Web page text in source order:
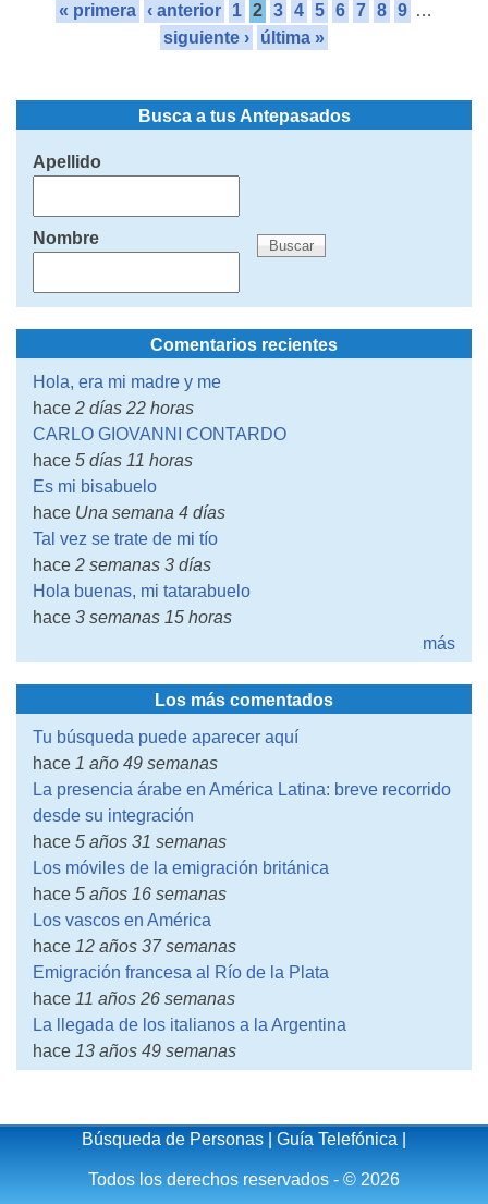
« primera ‹ anterior 1 2 3 4 5 6 7 8 9 …
siguiente ›
última »
Busca a tus Antepasados
Apellido
Nombre
Comentarios recientes
Hola, era mi madre y me
hace 2 días 22 horas
CARLO GIOVANNI CONTARDO
hace 5 días 11 horas
Es mi bisabuelo
hace Una semana 4 días
Tal vez se trate de mi tío
hace 2 semanas 3 días
Hola buenas, mi tatarabuelo
hace 3 semanas 15 horas
más
Los más comentados
Tu búsqueda puede aparecer aquí
hace 1 año 49 semanas
La presencia árabe en América Latina: breve recorrido
desde su integración
hace 5 años 31 semanas
Los móviles de la emigración británica
hace 5 años 16 semanas
Los vascos en América
hace 12 años 37 semanas
Emigración francesa al Río de la Plata
hace 11 años 26 semanas
La llegada de los italianos a la Argentina
hace 13 años 49 semanas
Búsqueda de Personas Guía Telefónica
Todos los derechos reservados - © 2026